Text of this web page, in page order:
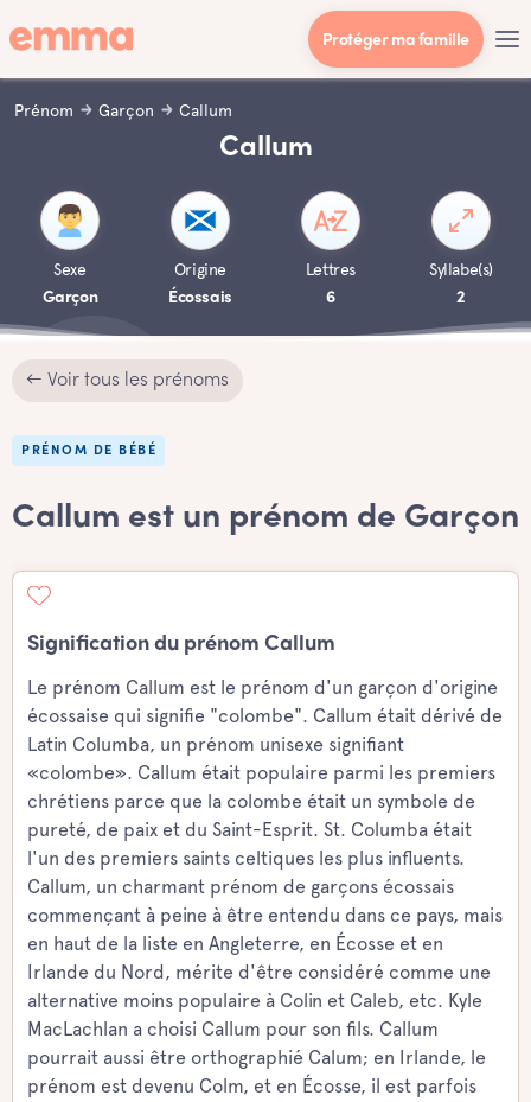
Protéger ma famille
Prénom Garçon Callum
Callum
Sexe
Garçon
Origine
Écossais
Lettres
6
Syllabe(s)
2
← Voir tous les prénoms
PRÉNOM DE BÉBÉ
Callum est un prénom de Garçon
Signification du prénom Callum
Le prénom Callum est le prénom d'un garçon d'origine
écossaise qui signifie "colombe". Callum était dérivé de
Latin Columba, un prénom unisexe signifiant
«colombe». Callum était populaire parmi les premiers
chrétiens parce que la colombe était un symbole de
pureté, de paix et du Saint-Esprit. St. Columba était
l'un des premiers saints celtiques les plus influents.
Callum, un charmant prénom de garçons écossais
commençant à peine à être entendu dans ce pays, mais
en haut de la liste en Angleterre, en Écosse et en
Irlande du Nord, mérite d'être considéré comme une
alternative moins populaire à Colin et Caleb, etc. Kyle
MacLachlan a choisi Callum pour son fils. Callum
pourrait aussi être orthographié Calum; en Irlande, le
prénom est devenu Colm, et en Écosse, il est parfois